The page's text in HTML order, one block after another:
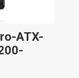
ATX-